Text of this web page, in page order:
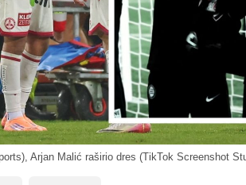
Arjan Malić raširio dres (TikTok Screenshot